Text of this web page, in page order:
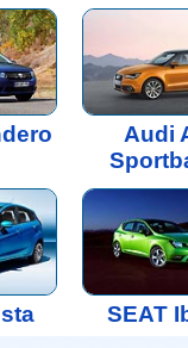
Audi
SEAT